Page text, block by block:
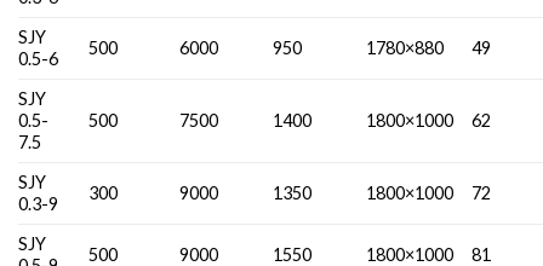
SJY
0.5-6
500 6000 950 1780×880 49
SJY
0.5-
7.5
500 7500 1400 1800×1000 62
SJY
0.3-9
300 9000 1350 1800×1000 72
SJY
500 9000 1550 1800×1000 81